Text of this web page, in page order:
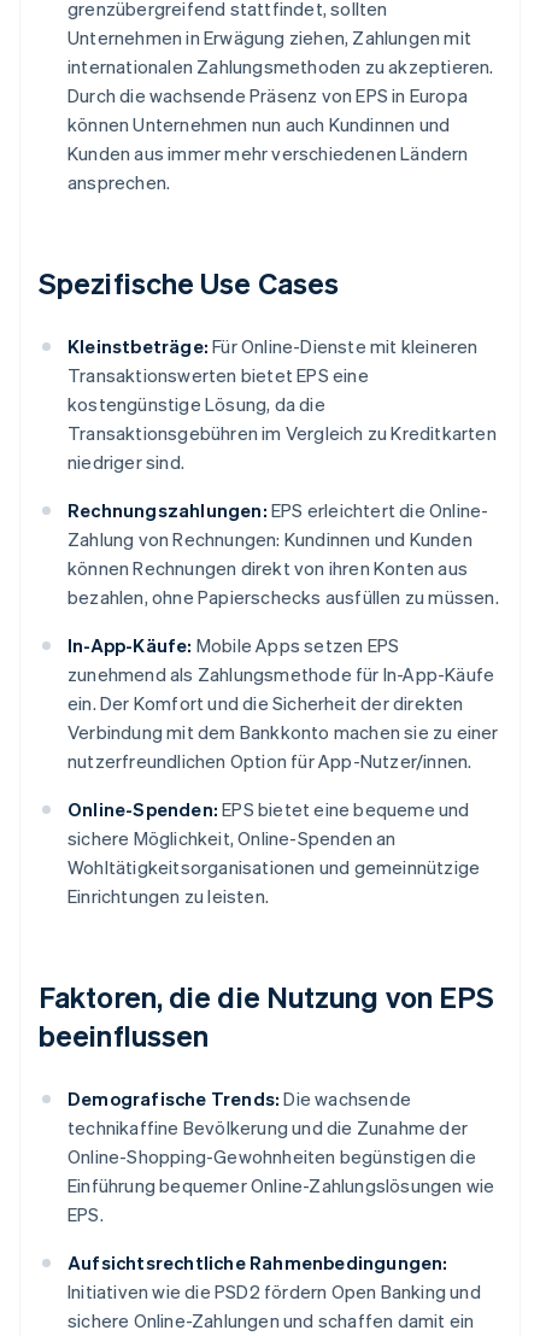
grenzübergreifend stattfindet, sollten
Unternehmen in Erwägung ziehen, Zahlungen mit
internationalen Zahlungsmethoden zu akzeptieren.
Durch die wachsende Präsenz von EPS in Europa
können Unternehmen nun auch Kundinnen und
Kunden aus immer mehr verschiedenen Ländern
ansprechen.
Spezifische Use Cases
Kleinstbeträge: Für Online-Dienste mit kleineren
Transaktionswerten bietet EPS eine
kostengünstige Lösung, da die
Transaktionsgebühren im Vergleich zu Kreditkarten
niedriger sind.
Rechnungszahlungen: EPS erleichtert die Online-
Zahlung von Rechnungen: Kundinnen und Kunden
können Rechnungen direkt von ihren Konten aus
bezahlen, ohne Papierschecks ausfüllen zu müssen.
In-App-Käufe: Mobile Apps setzen EPS
zunehmend als Zahlungsmethode für In-App-Käufe
ein. Der Komfort und die Sicherheit der direkten
Verbindung mit dem Bankkonto machen sie zu einer
nutzerfreundlichen Option für App-Nutzer/innen.
Online-Spenden: EPS bietet eine bequeme und
sichere Möglichkeit, Online-Spenden an
Wohltätigkeitsorganisationen und gemeinnützige
Einrichtungen zu leisten.
Faktoren, die die Nutzung von EPS
beeinflussen
Demografische Trends: Die wachsende
technikaffine Bevölkerung und die Zunahme der
Online-Shopping-Gewohnheiten begünstigen die
Einführung bequemer Online-Zahlungslösungen wie
EPS.
Aufsichtsrechtliche Rahmenbedingungen:
Initiativen wie die PSD2 fördern Open Banking und
sichere Online-Zahlungen und schaffen damit ein